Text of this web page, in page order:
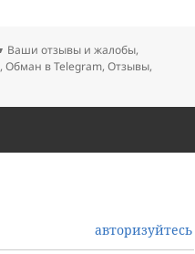
Рубрики
Ваши отзывы и жалобы,
,Обман в Telegram,Отзывы,
авторизуйтесь